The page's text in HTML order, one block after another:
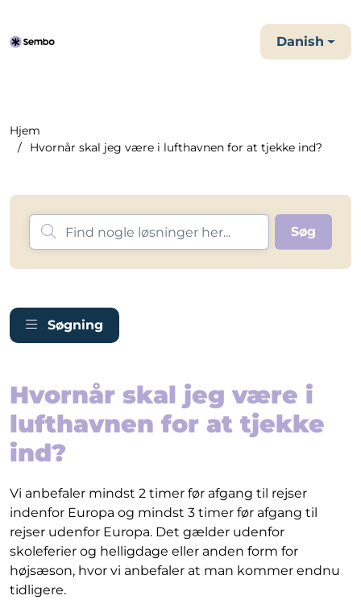
Danish
Hjem
Hvornår skal jeg være i lufthavnen for at tjekke ind?
Søgning
Hvornår skal jeg være i
lufthavnen for at tjekke
ind?
Vi anbefaler mindst 2 timer før afgang til rejser
indenfor Europa og mindst 3 timer før afgang til
rejser udenfor Europa. Det gælder udenfor
skoleferier og helligdage eller anden form for
højsæson, hvor vi anbefaler at man kommer endnu
tidligere.